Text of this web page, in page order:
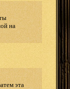
на
эта